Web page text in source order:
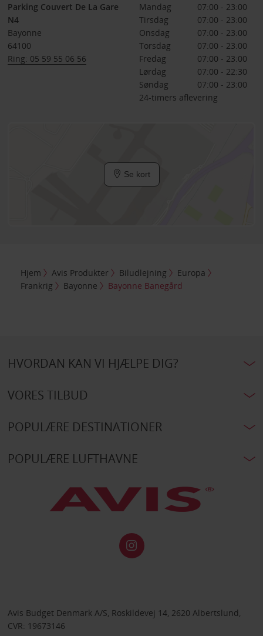
Parking Couvert De La Gare
N4
Bayonne
64100
Ring: 05 59 55 06 56
Mandag
07:00 - 23:00
Tirsdag
07:00 - 23:00
Onsdag
07:00 - 23:00
Torsdag
07:00 - 23:00
Fredag
07:00 - 23:00
Lørdag
07:00 - 22:30
Søndag
07:00 - 23:00
24-timers aflevering
Se kort
Hjem Avis Produkter Biludlejning
Europa
Frankrig
Bayonne Bayonne Banegård
HVORDAN KAN VI HJÆLPE DIG?
VORES TILBUD
POPULÆRE DESTINATIONER
POPULÆRE LUFTHAVNE
Avis Budget Denmark A/S, Roskildevej 14, 2620 Albertslund,
CVR: 19673146